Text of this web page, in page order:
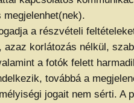
a részvételi
korlátozás nélkül,
a fotók felett
továbbá a
jogait nem sérti. A